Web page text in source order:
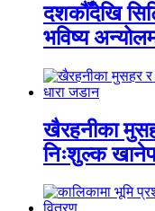
दशकौँदेखि
भविष्य
खैरहनीका
निःशुल्क